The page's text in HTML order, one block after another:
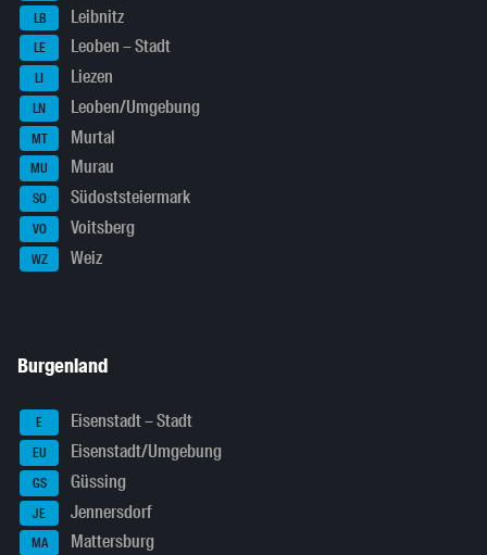
LB Leibnitz
LE Leoben – Stadt
LI Liezen
LN Leoben/Umgebung
MT Murtal
MU Murau
SO Südoststeiermark
VO Voitsberg
WZ Weiz
Burgenland
E Eisenstadt – Stadt
EU Eisenstadt/Umgebung
GS Güssing
JE Jennersdorf
MA Mattersburg